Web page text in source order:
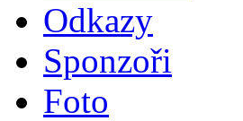
Odkazy
Sponzoři
Foto